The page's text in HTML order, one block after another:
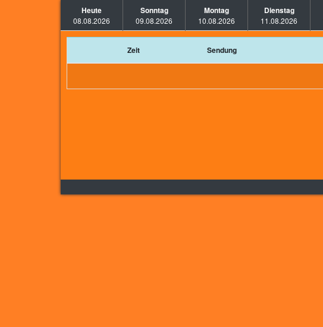
Heute
08.08.2026
Sonntag
09.08.2026
Montag
10.08.2026
Dienstag
11.08.2026
Zeit Sendung